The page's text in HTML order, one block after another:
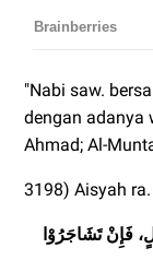
"Nabi saw.
dengan adanya
Ahmad; Al-
3198) Aisyah
فَإِنْ تَشَاجَرُوْا